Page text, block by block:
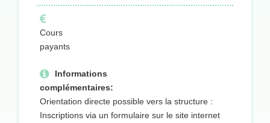
Cours
payants
Informations
complémentaires:
Orientation directe possible vers la structure :
Inscriptions via un formulaire sur le site internet